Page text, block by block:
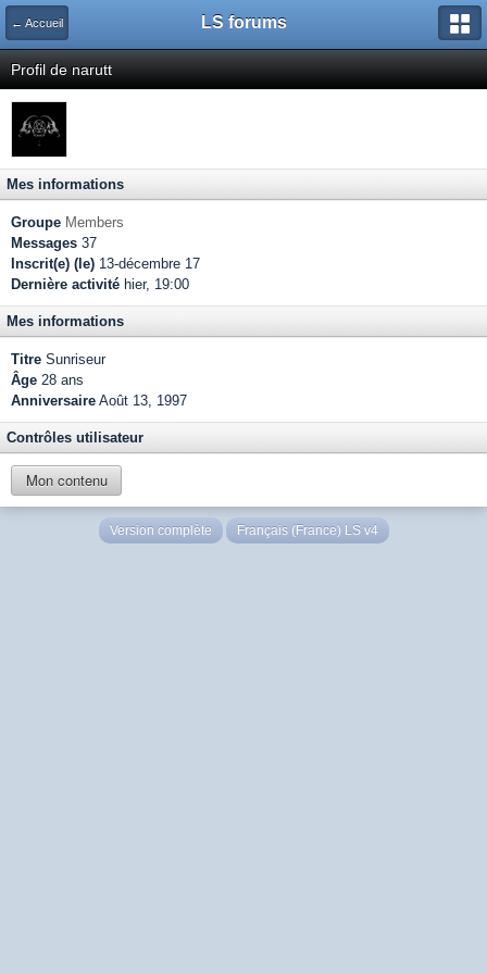
← Accueil LS forums
Profil de narutt
Mes informations
Groupe Members
Messages 37
Inscrit(e) (le) 13-décembre 17
Dernière activité hier, 19:00
Mes informations
Titre Sunriseur
Âge 28 ans
Anniversaire Août 13, 1997
Contrôles utilisateur
Mon contenu
Version complète Français (France) LS v4